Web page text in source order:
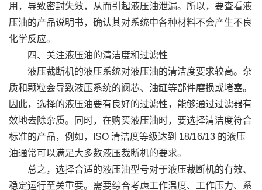
用，导致密封失效，从而引起液压油泄漏。所以，要查看液
压油的产品说明书，确认其对系统中各种材料不会产生不良
化学反应。
四、关注液压油的清洁度和过滤性
液压裁断机的液压系统对液压油的清洁度要求较高。杂
质和颗粒会导致液压系统的阀芯、油缸等部件磨损或堵塞。
因此，选择的液压油要有良好的过滤性，能够通过过滤器有
效地去除杂质。同时，在购买液压油时，要选择清洁度符合
标准的产品，例如，ISO 清洁度等级达到 18/16/13 的液压
油通常可以满足大多数液压裁断机的要求。
总之，选择合适的液压油型号对于液压裁断机的有效、
稳定运行至关重要。需要综合考虑工作温度、工作压力、系